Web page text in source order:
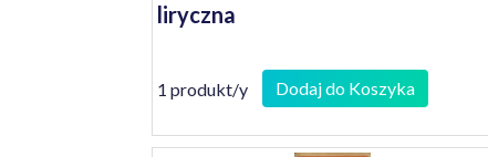
liryczna
1 produkt/y Dodaj do Koszyka